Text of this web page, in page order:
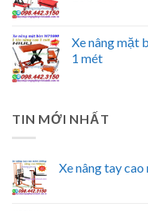
Xe nâng mặt
1 mét
TIN MỚI NHẤT
Xe nâng tay